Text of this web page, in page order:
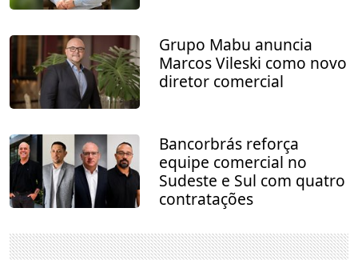
Grupo Mabu anuncia
Marcos Vileski como novo
diretor comercial
Bancorbrás reforça
equipe comercial no
Sudeste e Sul com quatro
contratações